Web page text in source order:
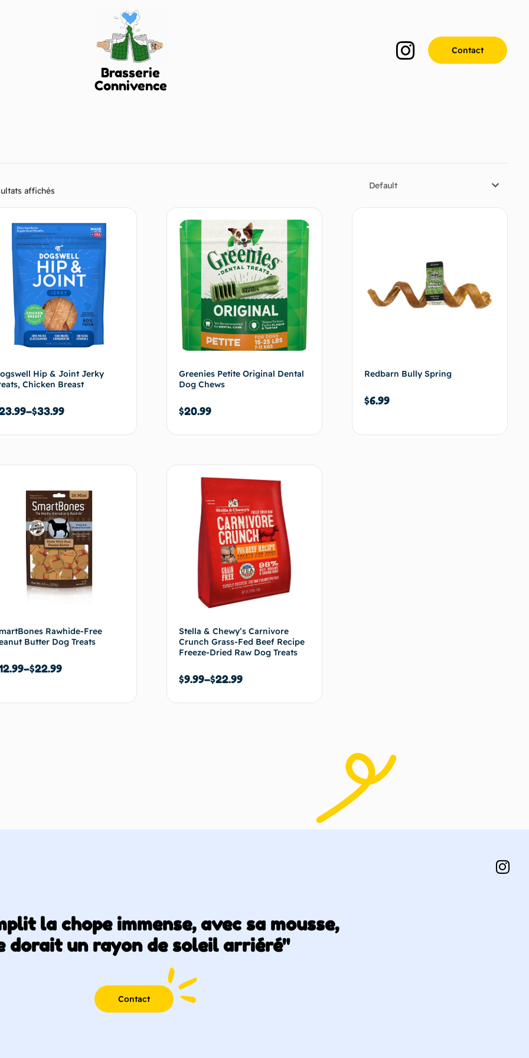
Brasserie
Connivence
Contact
affichés Default
Hip & Joint Jerky
Chicken Breast
–$33.99
Greenies Petite Original Dental
Dog Chews
$20.99
Ajouter au panier
Redbarn Bully Spring
$6.99
Rawhide-Free
Butter Dog Treats
–$22.99
Stella & Chewy’s Carnivore
Crunch Grass-Fed Beef Recipe
Freeze-Dried Raw Dog Treats
$9.99–$22.99
la chope immense, avec sa mousse,
dorait un rayon de soleil arriéré"
Contact